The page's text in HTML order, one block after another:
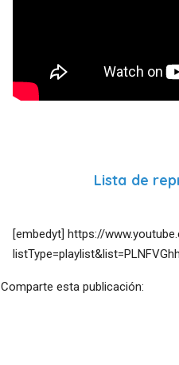
Lista de
[embedyt] https://
Comparte esta publicación: